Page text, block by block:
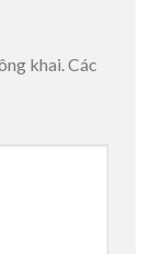
khai. Các